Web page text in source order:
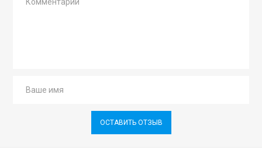
ОСТАВИТЬ ОТЗЫВ